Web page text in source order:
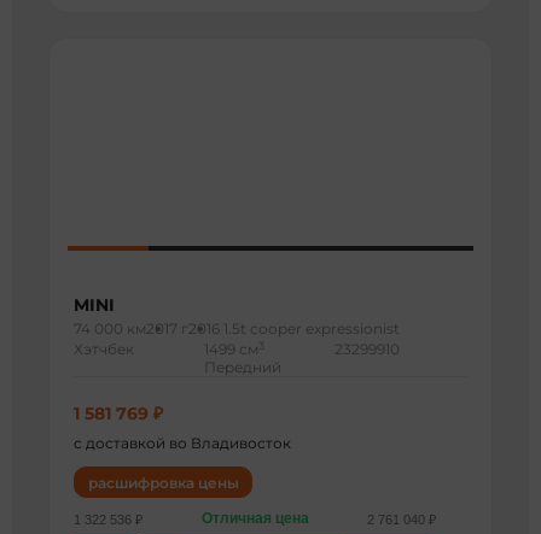
MINI
74 000 км2017 г 2016 1.5t cooper expressionist
Хэтчбек
1499 см 3
Передний
23299910
1 581 769 ₽
с доставкой во Владивосток
расшифровка цены
1 322 536 ₽ Отличная цена 2 761 040 ₽